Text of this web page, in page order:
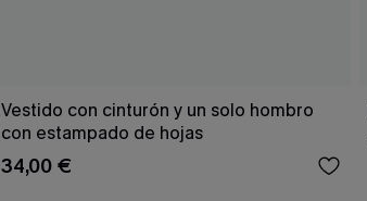
Vestido con cinturón y un solo hombro
con estampado de hojas
34,00 €